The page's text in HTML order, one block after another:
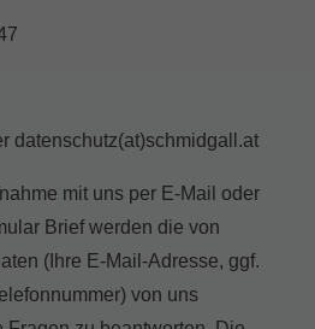
datenschutz(at)schmidgall.at
mit uns per E-Mail oder
Brief werden die von
(Ihre E-Mail-Adresse, ggf.
von uns